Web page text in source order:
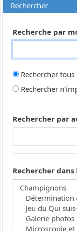
Rechercher
Recherche par
Rechercher
Rechercher
Rechercher par
Rechercher dans